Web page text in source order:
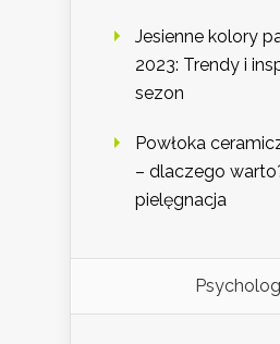
Jesienne kolory
2023: Trendy i
sezon
Powłoka
– dlaczego
pielęgnacja